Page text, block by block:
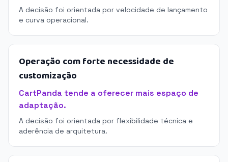
A decisão foi orientada por velocidade de lançamento
e curva operacional.
Operação com forte necessidade de
customização
CartPanda tende a oferecer mais espaço de
adaptação.
A decisão foi orientada por flexibilidade técnica e
aderência de arquitetura.